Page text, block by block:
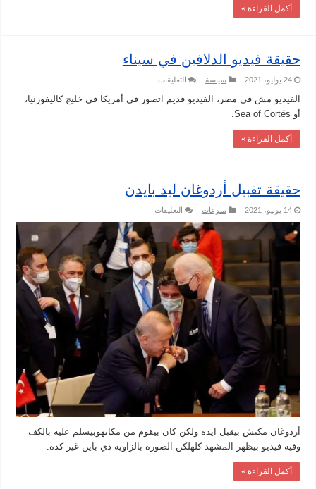
أكمل القراءة »
حقيقة فيديو الدلافين في سيناء
24 يوليو، 2021 سياسة التعليقات
فيديو
الدلافين
الفيديو مش في مصر، الفيديو قديم اتصور في أمريكا في خليج كاليفورنيا،
أو Sea of Cortés.
أكمل القراءة »
حقيقة تقبيل أردوغان ليد بايدن
14 يونيو، 2021 منوعات التعليقات
تقبيل
أردوغان
ليد
بايدن
مغلقة
أردوغان مكنش بيقبل ايده ولكن كان بيقوم من مكانهوبيسلم عليه بالكف
وفيه فيديو بيظهر المشهد كلهلكن الصورة بالزاوية دي باين غير كده.
أكمل القراءة »